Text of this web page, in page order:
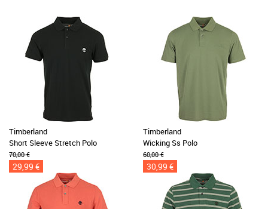
Timberland
Short Sleeve Stretch Polo
70,00 €
29,99 €
Timberland
Wicking Ss Polo
60,00 €
30,99 €